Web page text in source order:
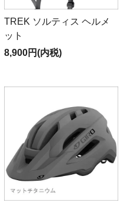
TREK ソルティス ヘルメ
ット
8,900円(内税)